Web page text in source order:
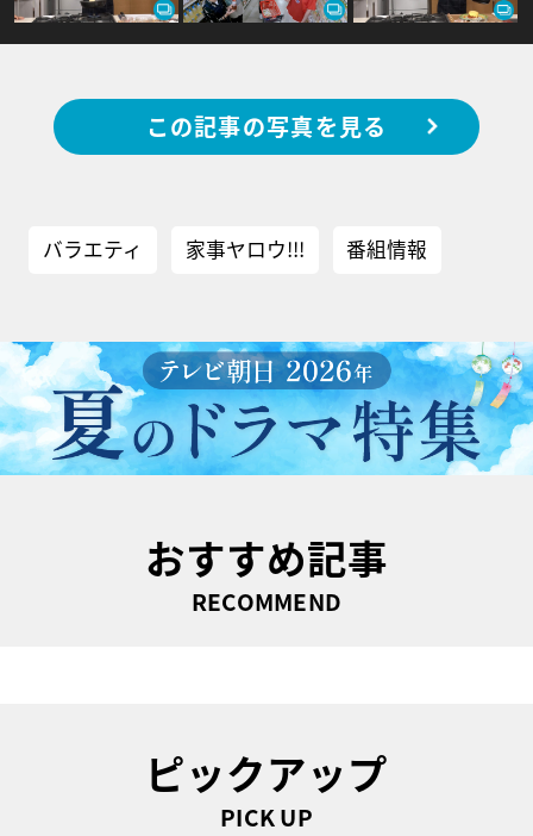
この記事の写真を見る
バラエティ 家事ヤロウ!!! 番組情報
おすすめ記事
RECOMMEND
ピックアップ
PICK UP